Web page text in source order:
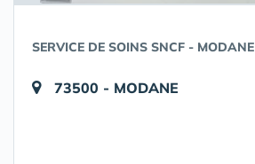
SERVICE DE SOINS SNCF - MODANE
73500 - MODANE